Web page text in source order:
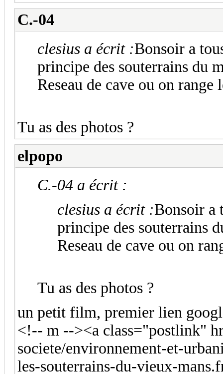
C.-04
clesius a écrit :Bonsoir a
principe des souterrains du
Reseau de cave ou on range
Tu as des photos ?
elpopo
C.-04 a écrit :
clesius a écrit :Bonsoir a
principe des souterrains
Reseau de cave ou on
Tu as des photos ?
un petit film, premier lien
<!-- m --><a class="postlink"
societe/environnement-et-
les-souterrains-du-vieux-